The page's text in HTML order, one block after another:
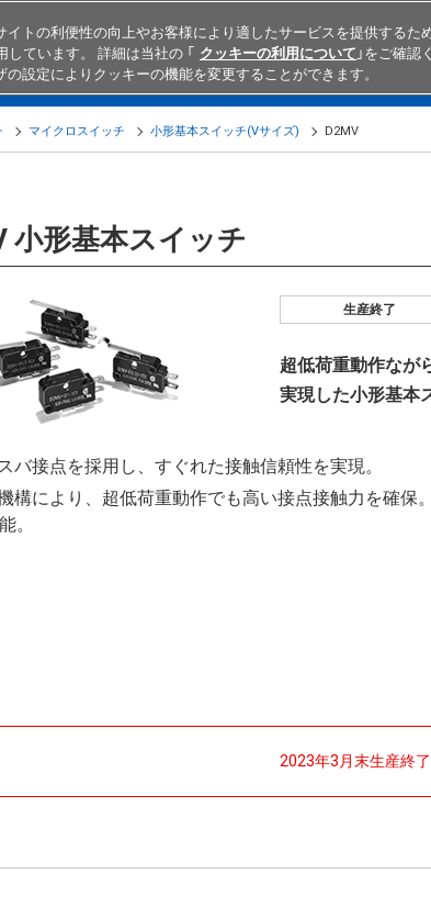
Japan
・用途別商品 知る・学ぶ テクニカルサポート
マイクロスイッチ 小形基本スイッチ(Vサイズ) D2MV
小形基本スイッチ
生産終了
超低荷重動作なが
実現した小形基本
バ接点を採用し、すぐれた接触信頼性を実現。
構により、超低荷重動作でも高い接点接触力を確保
。
2023年3月末生産終
イトの利便性の向上やお客様により適したサービスを提供するた
しています。 詳細は当社の 「 クッキーの利用について 」をご確認
の設定によりクッキーの機能を変更することができます。